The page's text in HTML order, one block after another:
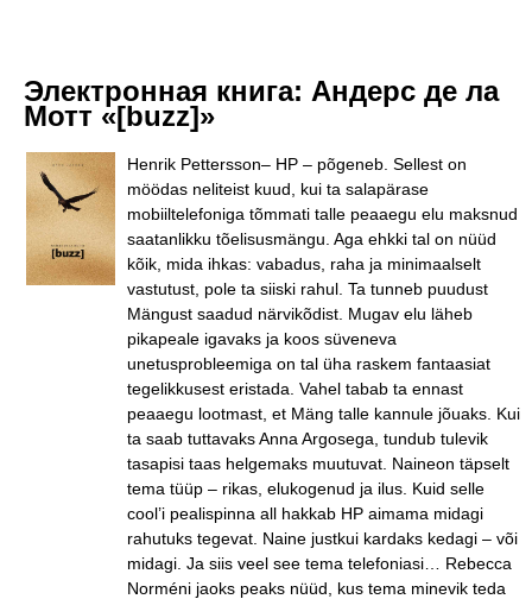
Электронная книга: Андерс де ла
Мотт «[buzz]»
Henrik Pettersson– HP – põgeneb. Sellest on
möödas neliteist kuud, kui ta salapärase
mobiiltelefoniga tõmmati talle peaaegu elu maksnud
saatanlikku tõelisusmängu. Aga ehkki tal on nüüd
kõik, mida ihkas: vabadus, raha ja minimaalselt
vastutust, pole ta siiski rahul. Ta tunneb puudust
Mängust saadud närvikõdist. Mugav elu läheb
pikapeale igavaks ja koos süveneva
unetusprobleemiga on tal üha raskem fantaasiat
tegelikkusest eristada. Vahel tabab ta ennast
peaaegu lootmast, et Mäng talle kannule jõuaks. Kui
ta saab tuttavaks Anna Argosega, tundub tulevik
tasapisi taas helgemaks muutuvat. Naineon täpselt
tema tüüp – rikas, elukogenud ja ilus. Kuid selle
cool’i pealispinna all hakkab HP aimama midagi
rahutuks tegevat. Naine justkui kardaks kedagi – või
midagi. Ja siis veel see tema telefoniasi… Rebecca
Norméni jaoks peaks nüüd, kus tema minevik teda